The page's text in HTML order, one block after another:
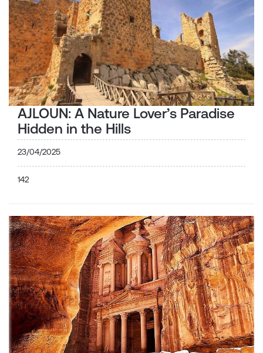
AJLOUN: A Nature Lover’s Paradise
Hidden in the Hills
23/04/2025
142